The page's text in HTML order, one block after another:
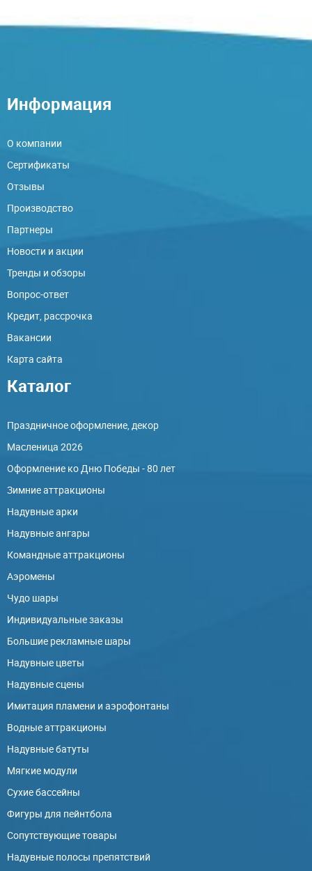
Информация
О компании
Сертификаты
Отзывы
Производство
Партнеры
Новости и акции
Тренды и обзоры
Вопрос-ответ
Кредит, рассрочка
Вакансии
Карта сайта
Каталог
Праздничное оформление, декор
Масленица 2026
Оформление ко Дню Победы - 80 лет
Зимние аттракционы
Надувные арки
Надувные ангары
Командные аттракционы
Аэромены
Чудо шары
Индивидуальные заказы
Большие рекламные шары
Надувные цветы
Надувные сцены
Имитация пламени и аэрофонтаны
Водные аттракционы
Надувные батуты
Мягкие модули
Сухие бассейны
Фигуры для пейнтбола
Сопутствующие товары
Надувные полосы препятствий